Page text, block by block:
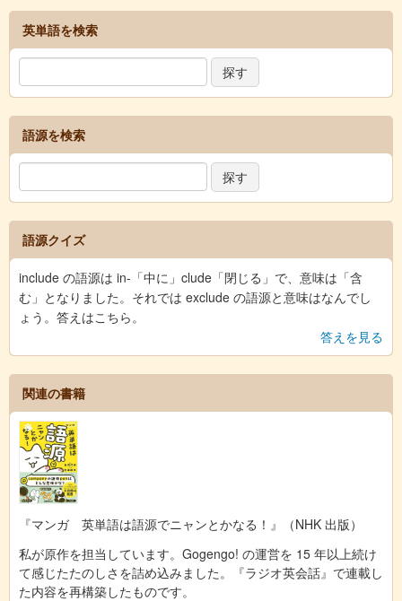
英単語を検索
語源を検索
語源クイズ
include の語源は in-「中に」clude「閉じる」で、意味は「含
む」となりました。それでは exclude の語源と意味はなんでし
ょう。答えはこちら。
答えを見る
関連の書籍
『マンガ 英単語は語源でニャンとかなる！』（NHK 出版）
私が原作を担当しています。Gogengo! の運営を 15 年以上続け
て感じたたのしさを詰め込みました。『ラジオ英会話』で連載し
た内容を再構築したものです。